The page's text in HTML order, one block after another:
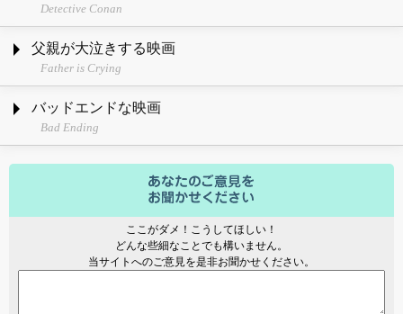
Detective Conan
父親が大泣きする映画
Father is Crying
バッドエンドな映画
Bad Ending
ここがダメ！こうしてほしい！
どんな些細なことでも構いません。
当サイトへのご意見を是非お聞かせください。